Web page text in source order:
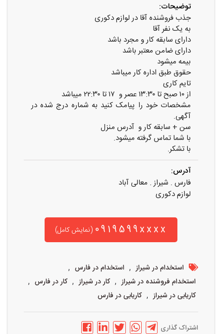
توضیحات:
جذب فروشنده آقا در لوازم دکوری
به یک نفر آقا
دارای سابقه کار و مجرد باشد
دارای ضامن معتبر باشد
بیمه میشود
حقوق طبق اداره کار میباشد
تایم کاری
از ۱۰ صبح تا ۱۳:۳۰ عصر و ۱۷ تا ۲۲:۳۰ میباشد
مشخصات خود را پیامک کنید به شماره درج شده در
آگهی.
سن + سابقه کار و آدرس منزل
با شما تماس گرفته میشود.
با تشکر.
آدرس:
فارس . شیراز . معالی آباد
لوازم دکوری
0919599xxxx (نمایش کامل)
استخدام در شیراز , استخدام در فارس ,
استخدام فروشنده در شیراز , کار در شیراز , کار در فارس ,
کاریابی در شیراز , کاریابی در فارس
اشتراک گذاری